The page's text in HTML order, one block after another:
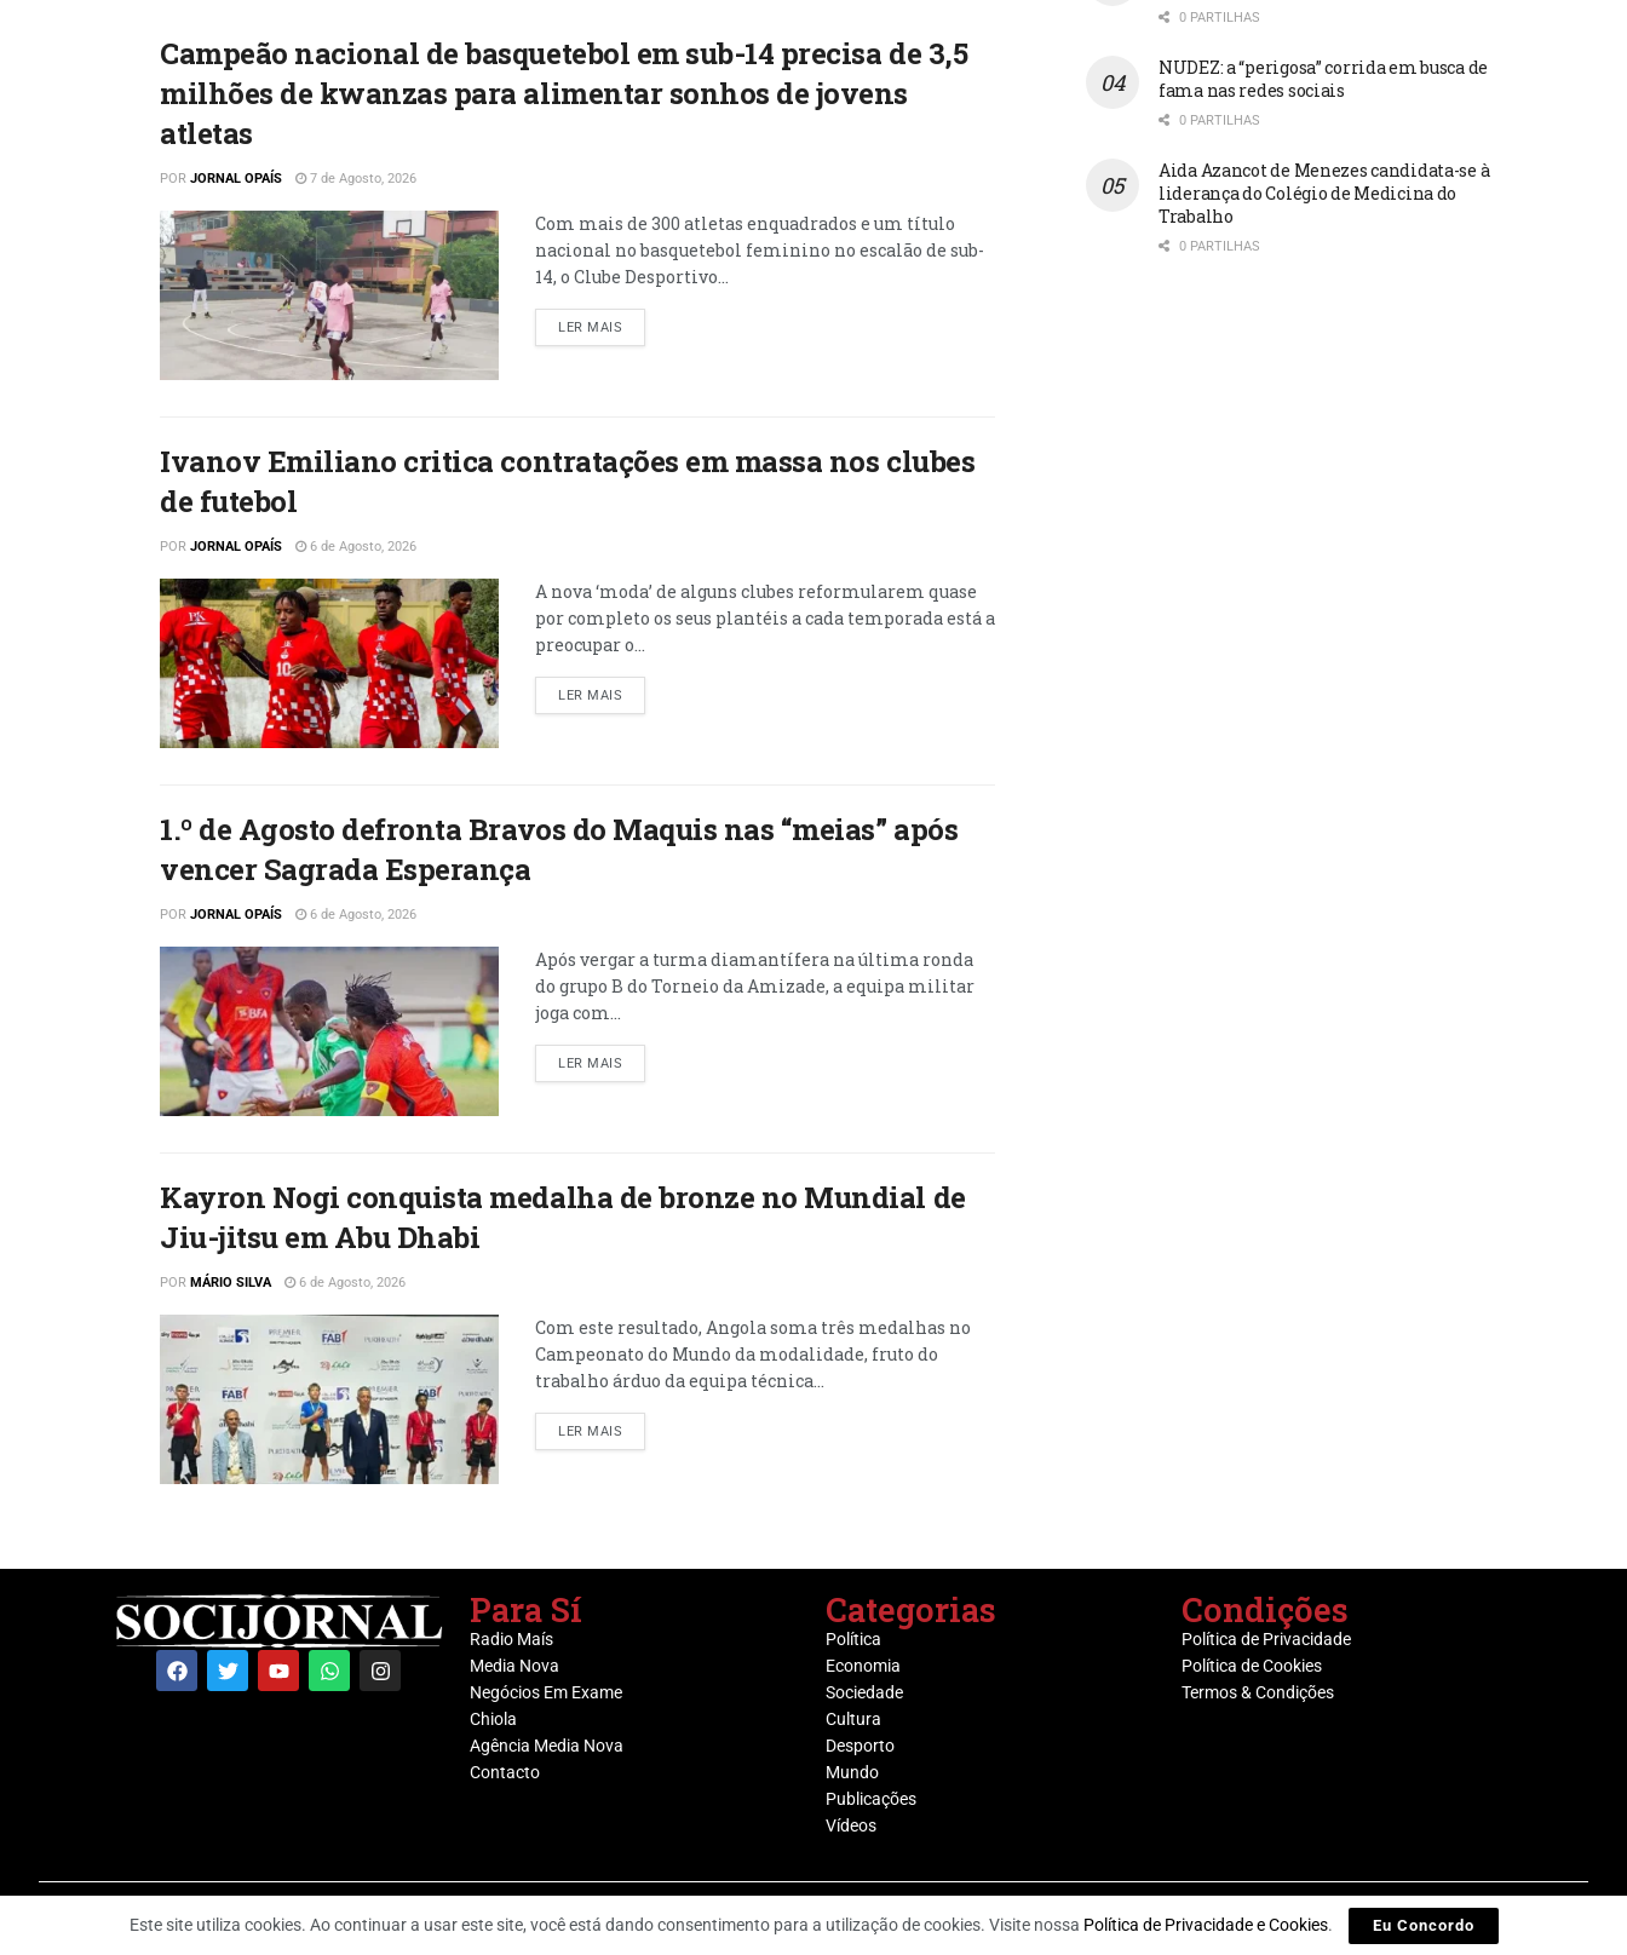
Campeão nacional de basquetebol em sub-14 precisa de 3,5
milhões de kwanzas para alimentar sonhos de jovens
atletas
POR JORNAL OPAÍS 7 de Agosto, 2026
Com mais de 300 atletas enquadrados e um título
nacional no basquetebol feminino no escalão de sub-
14, o Clube Desportivo...
LER MAIS
Ivanov Emiliano critica contratações em massa nos clubes
de futebol
POR JORNAL OPAÍS 6 de Agosto, 2026
A nova ‘moda’ de alguns clubes reformularem quase
por completo os seus plantéis a cada temporada está a
preocupar o...
LER MAIS
1.º de Agosto defronta Bravos do Maquis nas “meias” após
vencer Sagrada Esperança
POR JORNAL OPAÍS 6 de Agosto, 2026
Após vergar a turma diamantífera na última ronda
do grupo B do Torneio da Amizade, a equipa militar
joga com...
LER MAIS
Kayron Nogi conquista medalha de bronze no Mundial de
Jiu-jitsu em Abu Dhabi
POR MÁRIO SILVA 6 de Agosto, 2026
Com este resultado, Angola soma três medalhas no
Campeonato do Mundo da modalidade, fruto do
trabalho árduo da equipa técnica...
LER MAIS
0 PARTILHAS
NUDEZ: a “perigosa” corrida em busca de
fama nas redes sociais
0 PARTILHAS
Aida Azancot de Menezes candidata-se à
liderança do Colégio de Medicina do
Trabalho
0 PARTILHAS
Para Sí
Radio Maís
Media Nova
Negócios Em Exame
Chiola
Agência Media Nova
Contacto
Categorias
Política
Economia
Sociedade
Cultura
Desporto
Mundo
Publicações
Vídeos
Condições
Política de Privacidade
Política de Cookies
Termos & Condições
@ Grupo Media Nova | Socijornal
Este site utiliza cookies. Ao continuar a usar este site, você está dando consentimento para a utilização de cookies. Visite nossa Política de Privacidade e Cookies. Eu Concordo